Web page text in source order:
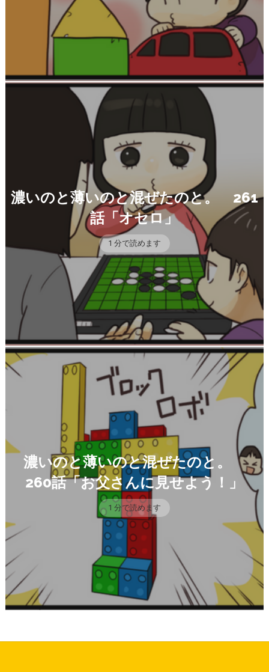
濃いのと薄いのと混ぜたのと。 261
話「オセロ」
1 分で読めます
濃いのと薄いのと混ぜたのと。
260話「お父さんに見せよう！」
1 分で読めます